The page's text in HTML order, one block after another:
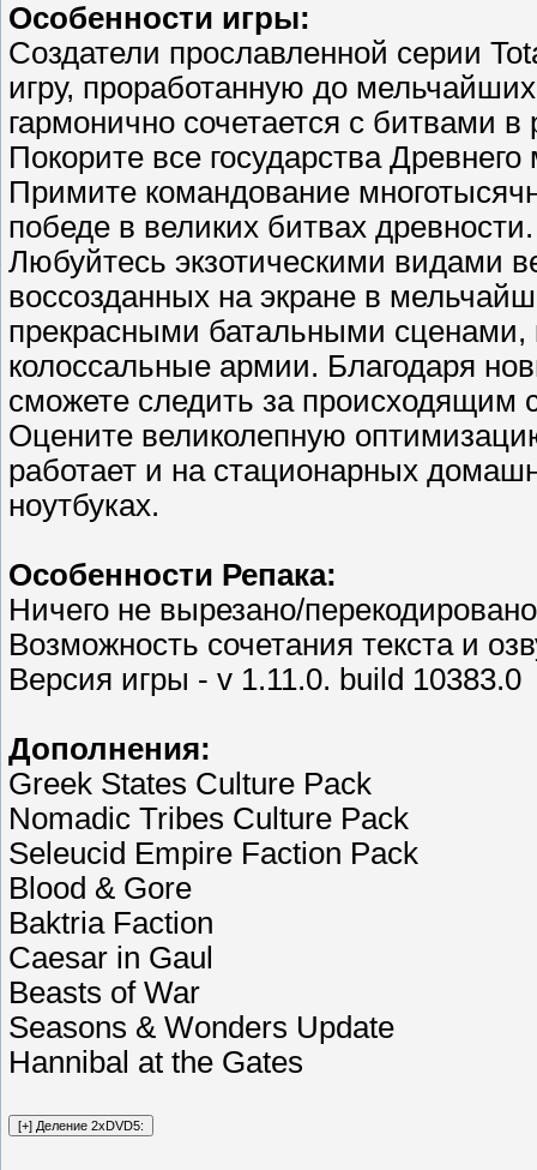
Особенности игры:
Создатели прославленной серии
игру, проработанную до
гармонично сочетается с битвами
Покорите все государства
Примите командование
победе в великих битвах древности.
Любуйтесь экзотическими видами
воссозданных на экране в
прекрасными батальными сценами,
колоссальные армии. Благодаря
сможете следить за происходящим
Оцените великолепную
работает и на стационарных
ноутбуках.
Особенности Репака:
Ничего не вырезано/перекодировано
Возможность сочетания текста и
Версия игры - v 1.11.0. build 10383.0
Дополнения:
Greek States Culture Pack
Nomadic Tribes Culture Pack
Seleucid Empire Faction Pack
Blood & Gore
Baktria Faction
Caesar in Gaul
Beasts of War
Seasons & Wonders Update
Hannibal at the Gates